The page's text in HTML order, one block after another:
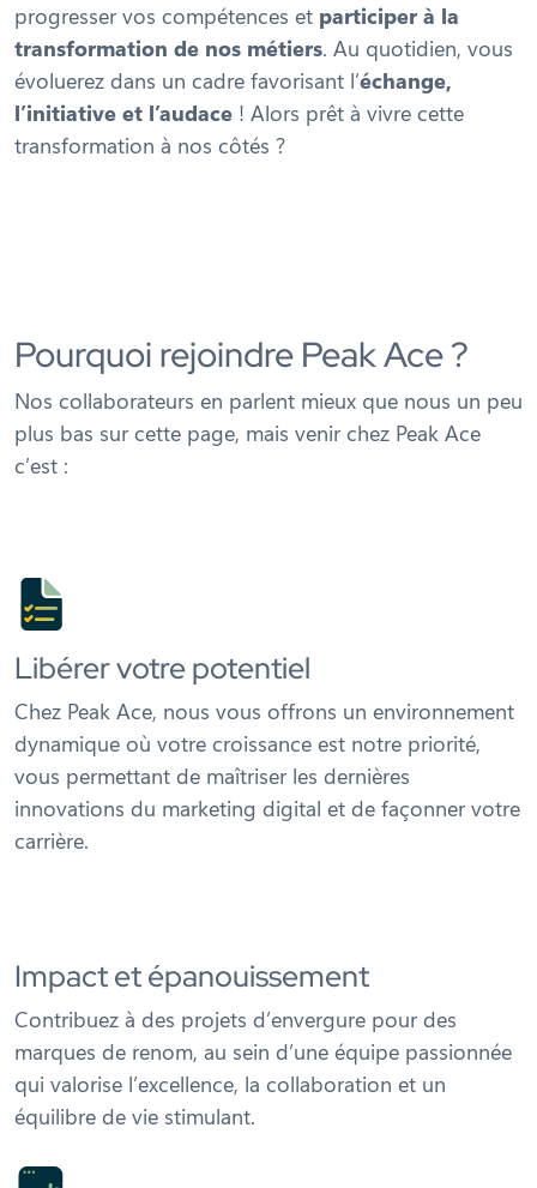
progresser vos compétences et participer à la
transformation de nos métiers. Au quotidien, vous
évoluerez dans un cadre favorisant l’échange,
l’initiative et l’audace ! Alors prêt à vivre cette
transformation à nos côtés ?
Pourquoi rejoindre Peak Ace ?
Nos collaborateurs en parlent mieux que nous un peu
plus bas sur cette page, mais venir chez Peak Ace
c’est :
Libérer votre potentiel
Chez Peak Ace, nous vous offrons un environnement
dynamique où votre croissance est notre priorité,
vous permettant de maîtriser les dernières
innovations du marketing digital et de façonner votre
carrière.
Impact et épanouissement
Contribuez à des projets d’envergure pour des
marques de renom, au sein d’une équipe passionnée
qui valorise l’excellence, la collaboration et un
équilibre de vie stimulant.